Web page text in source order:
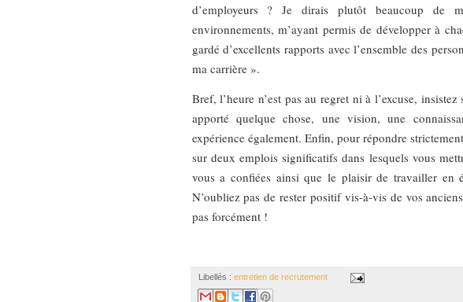
d’employeurs ? Je dirais plutôt beaucoup de
environnements, m’ayant permis de développer à
gardé d’excellents rapports avec l’ensemble des
ma carrière ».
Bref, l’heure n’est pas au regret ni à l’excuse,
apporté quelque chose, une vision, une
expérience également. Enfin, pour répondre
sur deux emplois significatifs dans lesquels vous
vous a confiées ainsi que le plaisir de travailler en
N’oubliez pas de rester positif vis-à-vis de vos
pas forcément !
Libellés : entretien de recrutement